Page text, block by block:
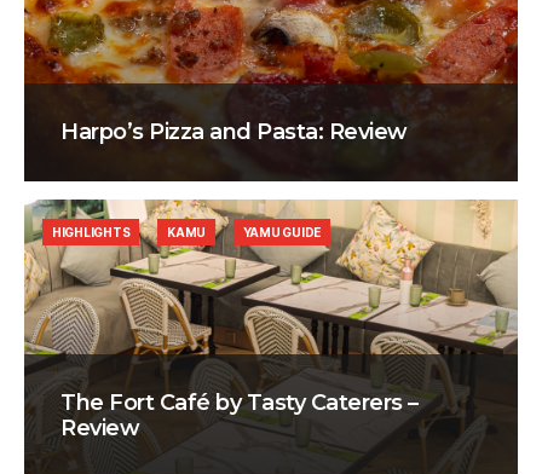
Harpo’s Pizza and Pasta: Review
The Fort Café by Tasty Caterers –
Review
HIGHLIGHTS KAMU YAMU GUIDE